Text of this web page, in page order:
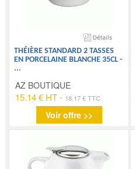
THÉIÈRE STANDARD 2 TASSES
EN PORCELAINE BLANCHE 35CL -
...
AZ BOUTIQUE
15.14 € HT - 18.17 € TTC
Voir offre >>